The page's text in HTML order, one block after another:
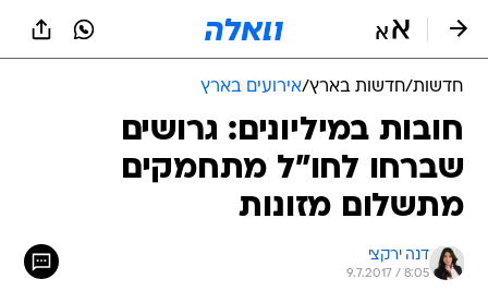
חדשות/חדשות בארץ/אירועים בארץ
חובות במיליונים: גרושים
שברחו לחו"ל מתחמקים
מתשלום מזונות
דנה ירקצי
9.7.2017 / 8:05